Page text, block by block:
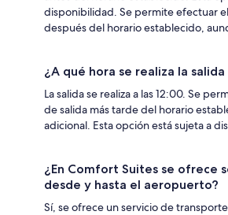
disponibilidad. Se permite efectuar
después del horario establecido,
¿A qué hora se realiza la
La salida se realiza a las 12:00. Se
de salida más tarde del horario
adicional. Esta opción está sujeta a
¿En Comfort Suites se ofrece
desde y hasta el aeropuerto?
Sí, se ofrece un servicio de